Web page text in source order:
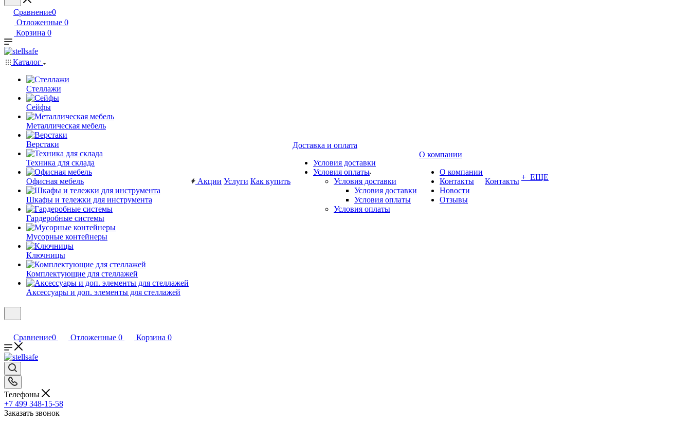
Сравнение0
Отложенные 0
Корзина 0
Каталог
Стеллажи
Сейфы
Металлическая мебель
Верстаки
Техника для склада
Офисная мебель
Шкафы и тележки для инструмента
Гардеробные системы
Мусорные контейнеры
Ключницы
Комплектующие для стеллажей
Аксессуары и доп. элементы для стеллажей
Акции Услуги Как купить
Доставка и оплата
Условия доставки
Условия оплаты
Условия доставки
Условия доставки
Условия оплаты
Условия оплаты
О компании
О компании
Контакты
Новости
Отзывы
Контакты + ЕЩЕ
Сравнение0 Отложенные 0 Корзина 0
Телефоны
+7 499 348-15-58
Заказать звонок